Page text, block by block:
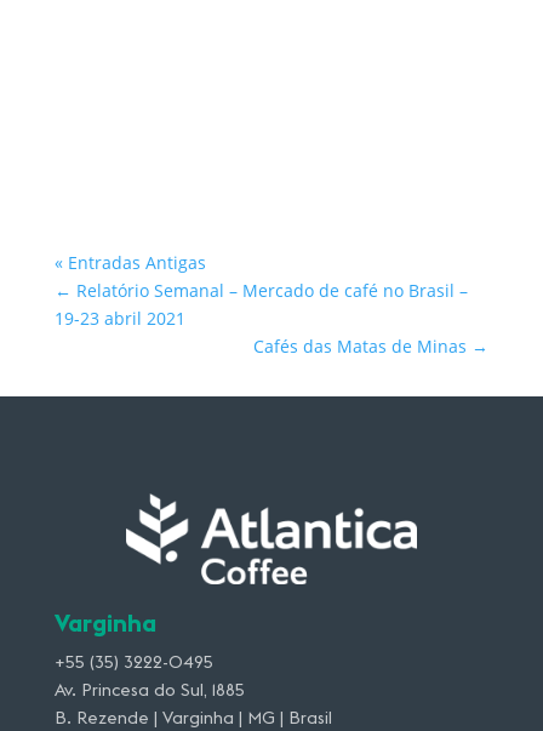
« Entradas Antigas
← Relatório Semanal – Mercado de café no Brasil –
19-23 abril 2021
Cafés das Matas de Minas →
Varginha
+55 (35) 3222-0495
Av. Princesa do Sul, 1885
B. Rezende | Varginha | MG | Brasil